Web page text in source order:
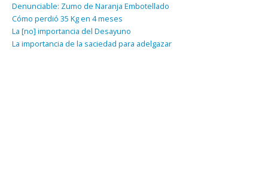
Denunciable: Zumo de Naranja Embotellado
Cómo perdió 35 Kg en 4 meses
La [no] importancia del Desayuno
La importancia de la saciedad para adelgazar